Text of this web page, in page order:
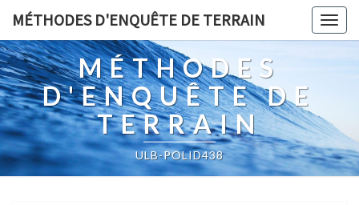
MÉTHODES D'ENQUÊTE DE TERRAIN
MÉTHODES
D'ENQUÊTE DE
TERRAIN
ULB-POLID438